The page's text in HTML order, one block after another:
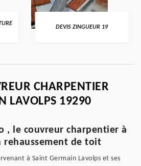
DEVIS ZINGUEUR 19
CHARPENTIER
LAVOLPS 19290
, le couvreur charpentier à
rehaussement de toit
à Saint Germain Lavolps et ses